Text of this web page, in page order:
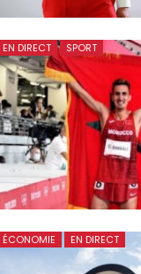
EN DIRECT SPORT
ÉCONOMIE EN DIRECT